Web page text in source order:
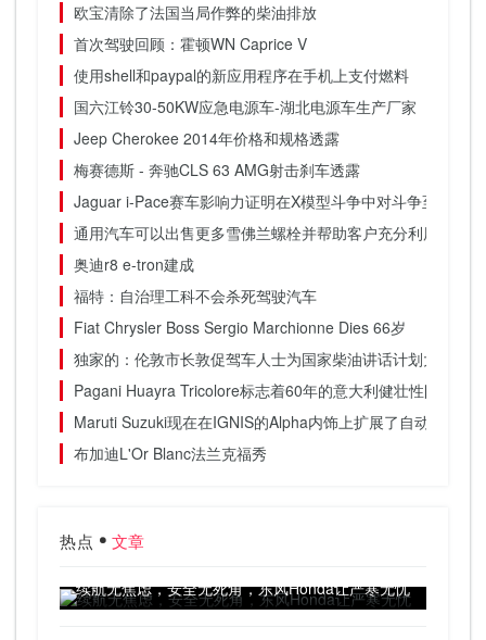
欧宝清除了法国当局作弊的柴油排放
首次驾驶回顾：霍顿WN Caprice V
使用shell和paypal的新应用程序在手机上支付燃料
国六江铃30-50KW应急电源车-湖北电源车生产厂家
Jeep Cherokee 2014年价格和规格透露
梅赛德斯 - 奔驰CLS 63 AMG射击刹车透露
Jaguar i-Pace赛车影响力证明在X模型斗争中对斗争至关重要
通用汽车可以出售更多雪佛兰螺栓并帮助客户充分利用7,500
奥迪r8 e-tron建成
福特：自治理工科不会杀死驾驶汽车
Fiat Chrysler Boss Sergio Marchionne Dies 66岁
独家的：伦敦市长敦促驾车人士为国家柴油讲话计划大厅
Pagani Huayra Tricolore标志着60年的意大利健壮性队
Maruti Suzuki现在在IGNIS的Alpha内饰上扩展了自动变速套
布加迪L'Or Blanc法兰克福秀
热点 文章
续航无焦虑，安全无死角，东风Honda让严寒无忧